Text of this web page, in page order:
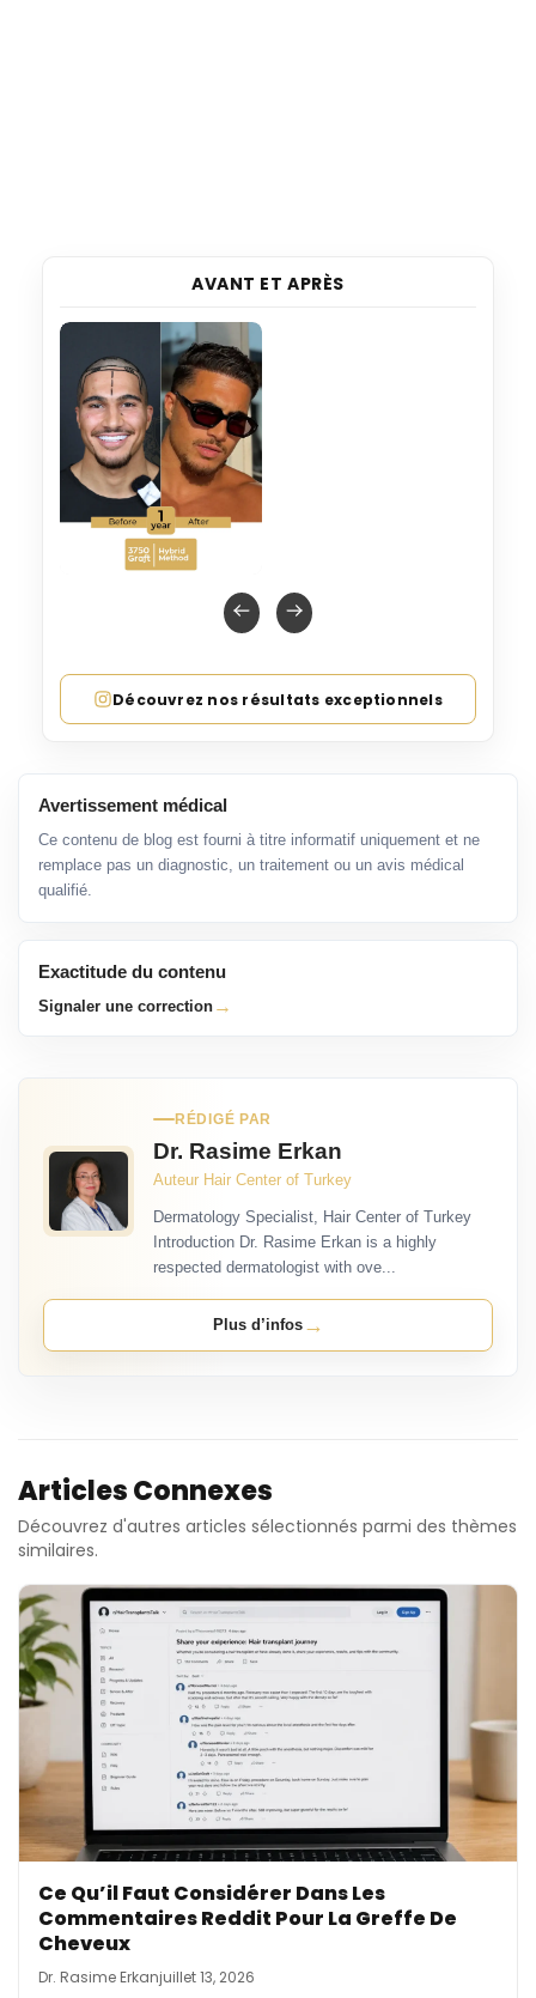
AVANT ET APRÈS
Découvrez nos résultats exceptionnels
Avertissement médical
Ce contenu de blog est fourni à titre informatif uniquement et ne
remplace pas un diagnostic, un traitement ou un avis médical
qualifié.
Exactitude du contenu
Signaler une correction →
RÉDIGÉ PAR
Dr. Rasime Erkan
Auteur Hair Center of Turkey
Dermatology Specialist, Hair Center of Turkey
Introduction Dr. Rasime Erkan is a highly
respected dermatologist with ove...
Plus d’infos→
Articles Connexes
Découvrez d'autres articles sélectionnés parmi des thèmes
similaires.
Ce Qu’il Faut Considérer Dans Les
Commentaires Reddit Pour La Greffe De
Cheveux
Dr. Rasime Erkanjuillet 13, 2026